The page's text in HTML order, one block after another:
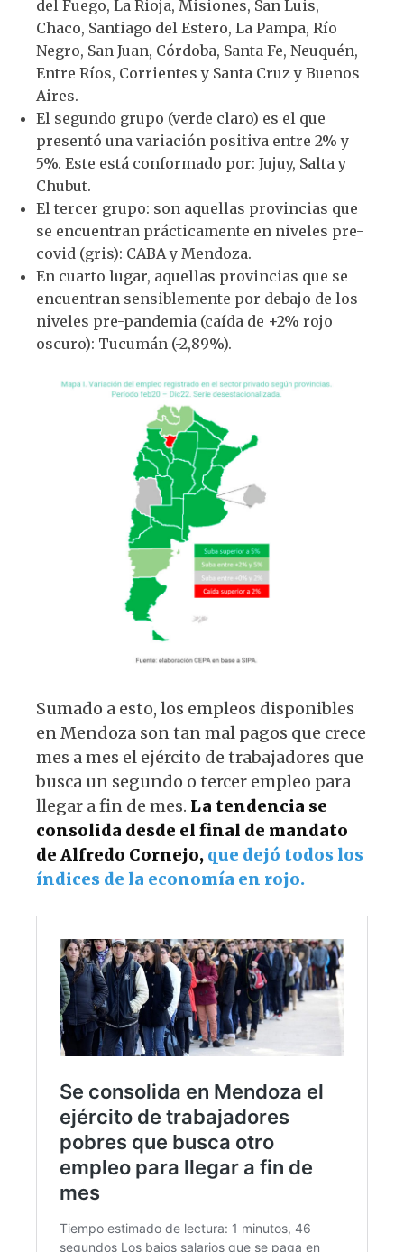
del Fuego, La Rioja, Misiones, San Luis,
Chaco, Santiago del Estero, La Pampa, Río
Negro, San Juan, Córdoba, Santa Fe, Neuquén,
Entre Ríos, Corrientes y Santa Cruz y Buenos
Aires.
El segundo grupo (verde claro) es el que
presentó una variación positiva entre 2% y
5%. Este está conformado por: Jujuy, Salta y
Chubut.
El tercer grupo: son aquellas provincias que
se encuentran prácticamente en niveles pre-
covid (gris): CABA y Mendoza.
En cuarto lugar, aquellas provincias que se
encuentran sensiblemente por debajo de los
niveles pre-pandemia (caída de +2% rojo
oscuro): Tucumán (-2,89%).
Sumado a esto, los empleos disponibles
en Mendoza son tan mal pagos que crece
mes a mes el ejército de trabajadores que
busca un segundo o tercer empleo para
llegar a fin de mes. La tendencia se
consolida desde el final de mandato
de Alfredo Cornejo, que dejó todos los
índices de la economía en rojo.